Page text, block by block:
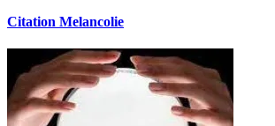
Citation Melancolie